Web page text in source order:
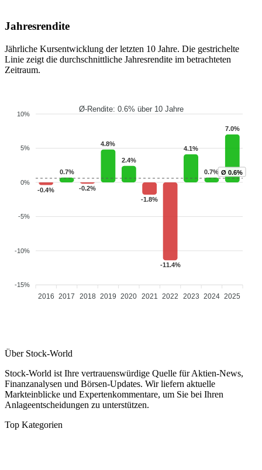
Jahresrendite
Jährliche Kursentwicklung der letzten 10 Jahre. Die gestrichelte
Linie zeigt die durchschnittliche Jahresrendite im betrachteten
Zeitraum.
Ø-Rendite: 0.6% über 10 Jahre
10%
5%
0%
-5%
-10%
-15%
-0.4%
0.7%
-0.2%
4.8%
2.4%
-1.8%
-11.4%
4.1%
0.7%
7.0%
2016 2017 2018 2019 2020 2021 2022 2023 2024 2025
Ø 0.6%
Über Stock-World
Stock-World ist Ihre vertrauenswürdige Quelle für Aktien-News,
Finanzanalysen und Börsen-Updates. Wir liefern aktuelle
Markteinblicke und Expertenkommentare, um Sie bei Ihren
Anlageentscheidungen zu unterstützen.
Top Kategorien